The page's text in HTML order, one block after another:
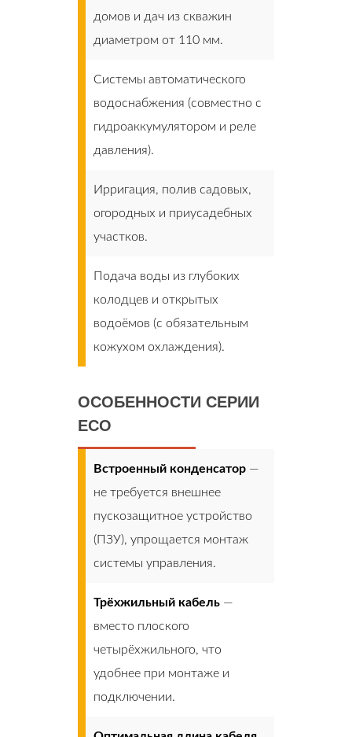
домов и дач из скважин
диаметром от 110 мм.
Системы автоматического
водоснабжения (совместно с
гидроаккумулятором и реле
давления).
Ирригация, полив садовых,
огородных и приусадебных
участков.
Подача воды из глубоких
колодцев и открытых
водоёмов (с обязательным
кожухом охлаждения).
ОСОБЕННОСТИ СЕРИИ
ECO
Встроенный конденсатор —
не требуется внешнее
пускозащитное устройство
(ПЗУ), упрощается монтаж
системы управления.
Трёхжильный кабель —
вместо плоского
четырёхжильного, что
удобнее при монтаже и
подключении.